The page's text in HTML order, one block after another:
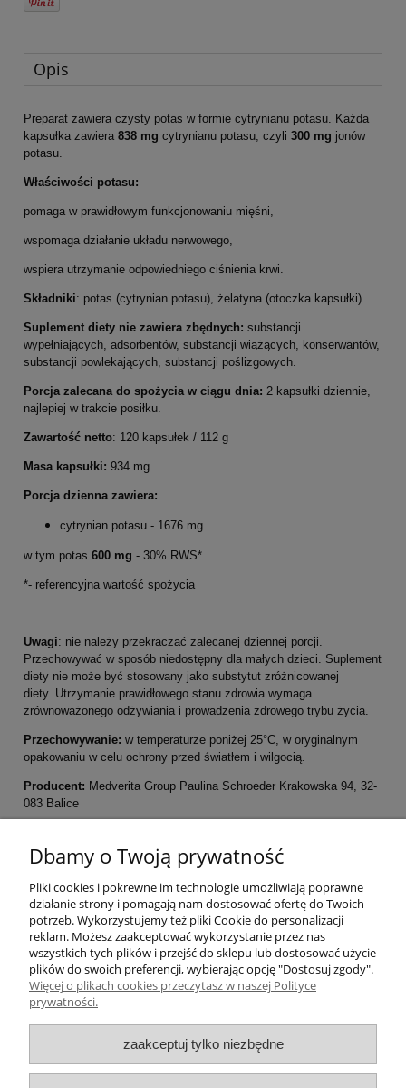
Opis
Preparat zawiera czysty potas w formie cytrynianu potasu. Każda
kapsułka zawiera 838 mg cytrynianu potasu, czyli 300 mg jonów
potasu.
Właściwości potasu:
pomaga w prawidłowym funkcjonowaniu mięśni,
wspomaga działanie układu nerwowego,
wspiera utrzymanie odpowiedniego ciśnienia krwi.
Składniki: potas (cytrynian potasu), żelatyna (otoczka kapsułki).
Suplement diety nie zawiera zbędnych: substancji
wypełniających, adsorbentów, substancji wiążących, konserwantów,
substancji powlekających, substancji poślizgowych.
Porcja zalecana do spożycia w ciągu dnia: 2 kapsułki dziennie,
najlepiej w trakcie posiłku.
Zawartość netto: 120 kapsułek / 112 g
Masa kapsułki: 934 mg
Porcja dzienna zawiera:
cytrynian potasu - 1676 mg
w tym potas 600 mg - 30% RWS*
*- referencyjna wartość spożycia
Uwagi: nie należy przekraczać zalecanej dziennej porcji.
Przechowywać w sposób niedostępny dla małych dzieci. Suplement
diety nie może być stosowany jako substytut zróżnicowanej
diety. Utrzymanie prawidłowego stanu zdrowia wymaga
zrównoważonego odżywiania i prowadzenia zdrowego trybu życia.
Przechowywanie: w temperaturze poniżej 25°C, w oryginalnym
opakowaniu w celu ochrony przed światłem i wilgocią.
Producent: Medverita Group Paulina Schroeder Krakowska 94, 32-
083 Balice
Moje konto
Płatności i dostawa
Informacje
O nas
Dbamy o Twoją prywatność
Pliki cookies i pokrewne im technologie umożliwiają poprawne
działanie strony i pomagają nam dostosować ofertę do Twoich
potrzeb. Wykorzystujemy też pliki Cookie do personalizacji
reklam. Możesz zaakceptować wykorzystanie przez nas
wszystkich tych plików i przejść do sklepu lub dostosować użycie
plików do swoich preferencji, wybierając opcję "Dostosuj zgody".
Więcej o plikach cookies przeczytasz w naszej Polityce
prywatności.
zaakceptuj tylko niezbędne